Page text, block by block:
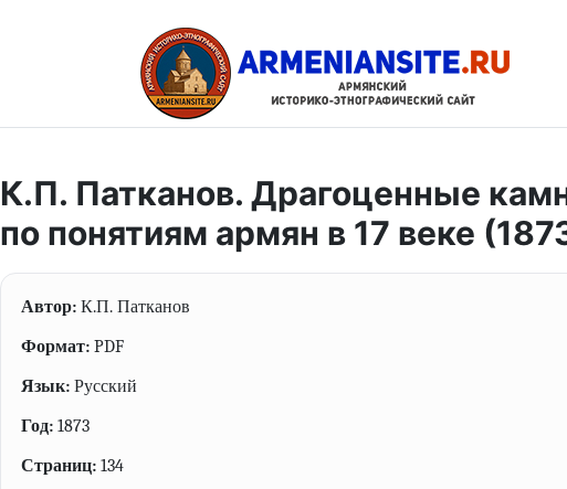
К.П. Патканов. Драгоценные
по понятиям армян в 17 веке
Автор: К.П. Патканов
Формат: PDF
Язык: Русский
Год: 1873
Страниц: 134